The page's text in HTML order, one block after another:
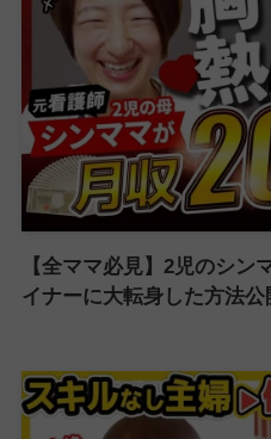
【全ママ必見】2児のシン
イナーに大転身した方法公